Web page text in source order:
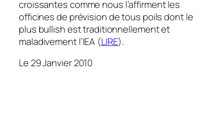
croissantes comme nous l’affirment les
officines de prévision de tous poils dont le
plus bullish est traditionnellement et
maladivement l’IEA (LIRE).
Le 29 Janvier 2010